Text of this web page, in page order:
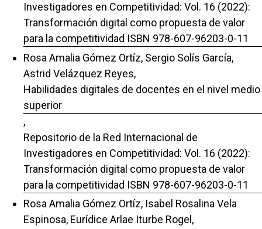
Investigadores en Competitividad: Vol. 16 (2022):
Transformación digital como propuesta de valor
para la competitividad ISBN 978-607-96203-0-11
Rosa Amalia Gómez Ortíz, Sergio Solís García,
Astrid Velázquez Reyes,
Habilidades digitales de docentes en el nivel medio
superior
,
Repositorio de la Red Internacional de
Investigadores en Competitividad: Vol. 16 (2022):
Transformación digital como propuesta de valor
para la competitividad ISBN 978-607-96203-0-11
Rosa Amalia Gómez Ortíz, Isabel Rosalina Vela
Espinosa, Eurídice Arlae Iturbe Rogel,